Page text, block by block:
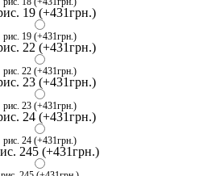
рис. 19 (+431грн.)
рис. 22 (+431грн.)
рис. 23 (+431грн.)
рис. 24 (+431грн.)